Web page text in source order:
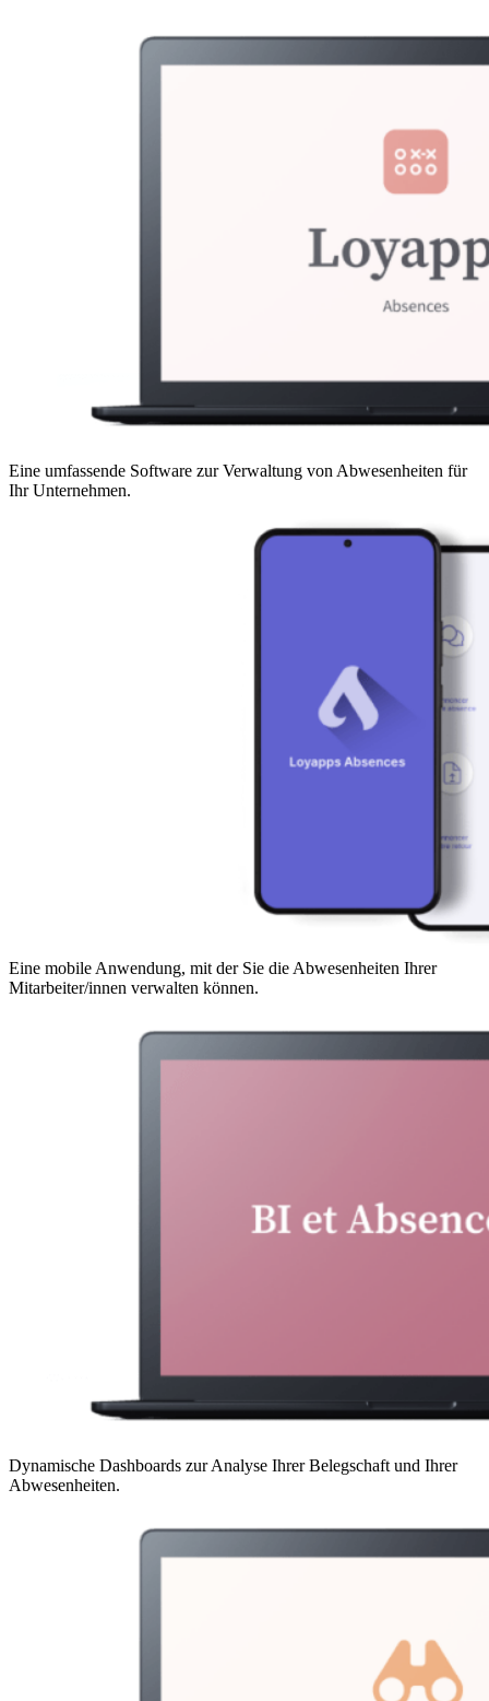
Eine umfassende Software zur Verwaltung von Abwesenheiten für
Ihr Unternehmen.
Eine mobile Anwendung, mit der Sie die Abwesenheiten Ihrer
Mitarbeiter/innen verwalten können.
Dynamische Dashboards zur Analyse Ihrer Belegschaft und Ihrer
Abwesenheiten.